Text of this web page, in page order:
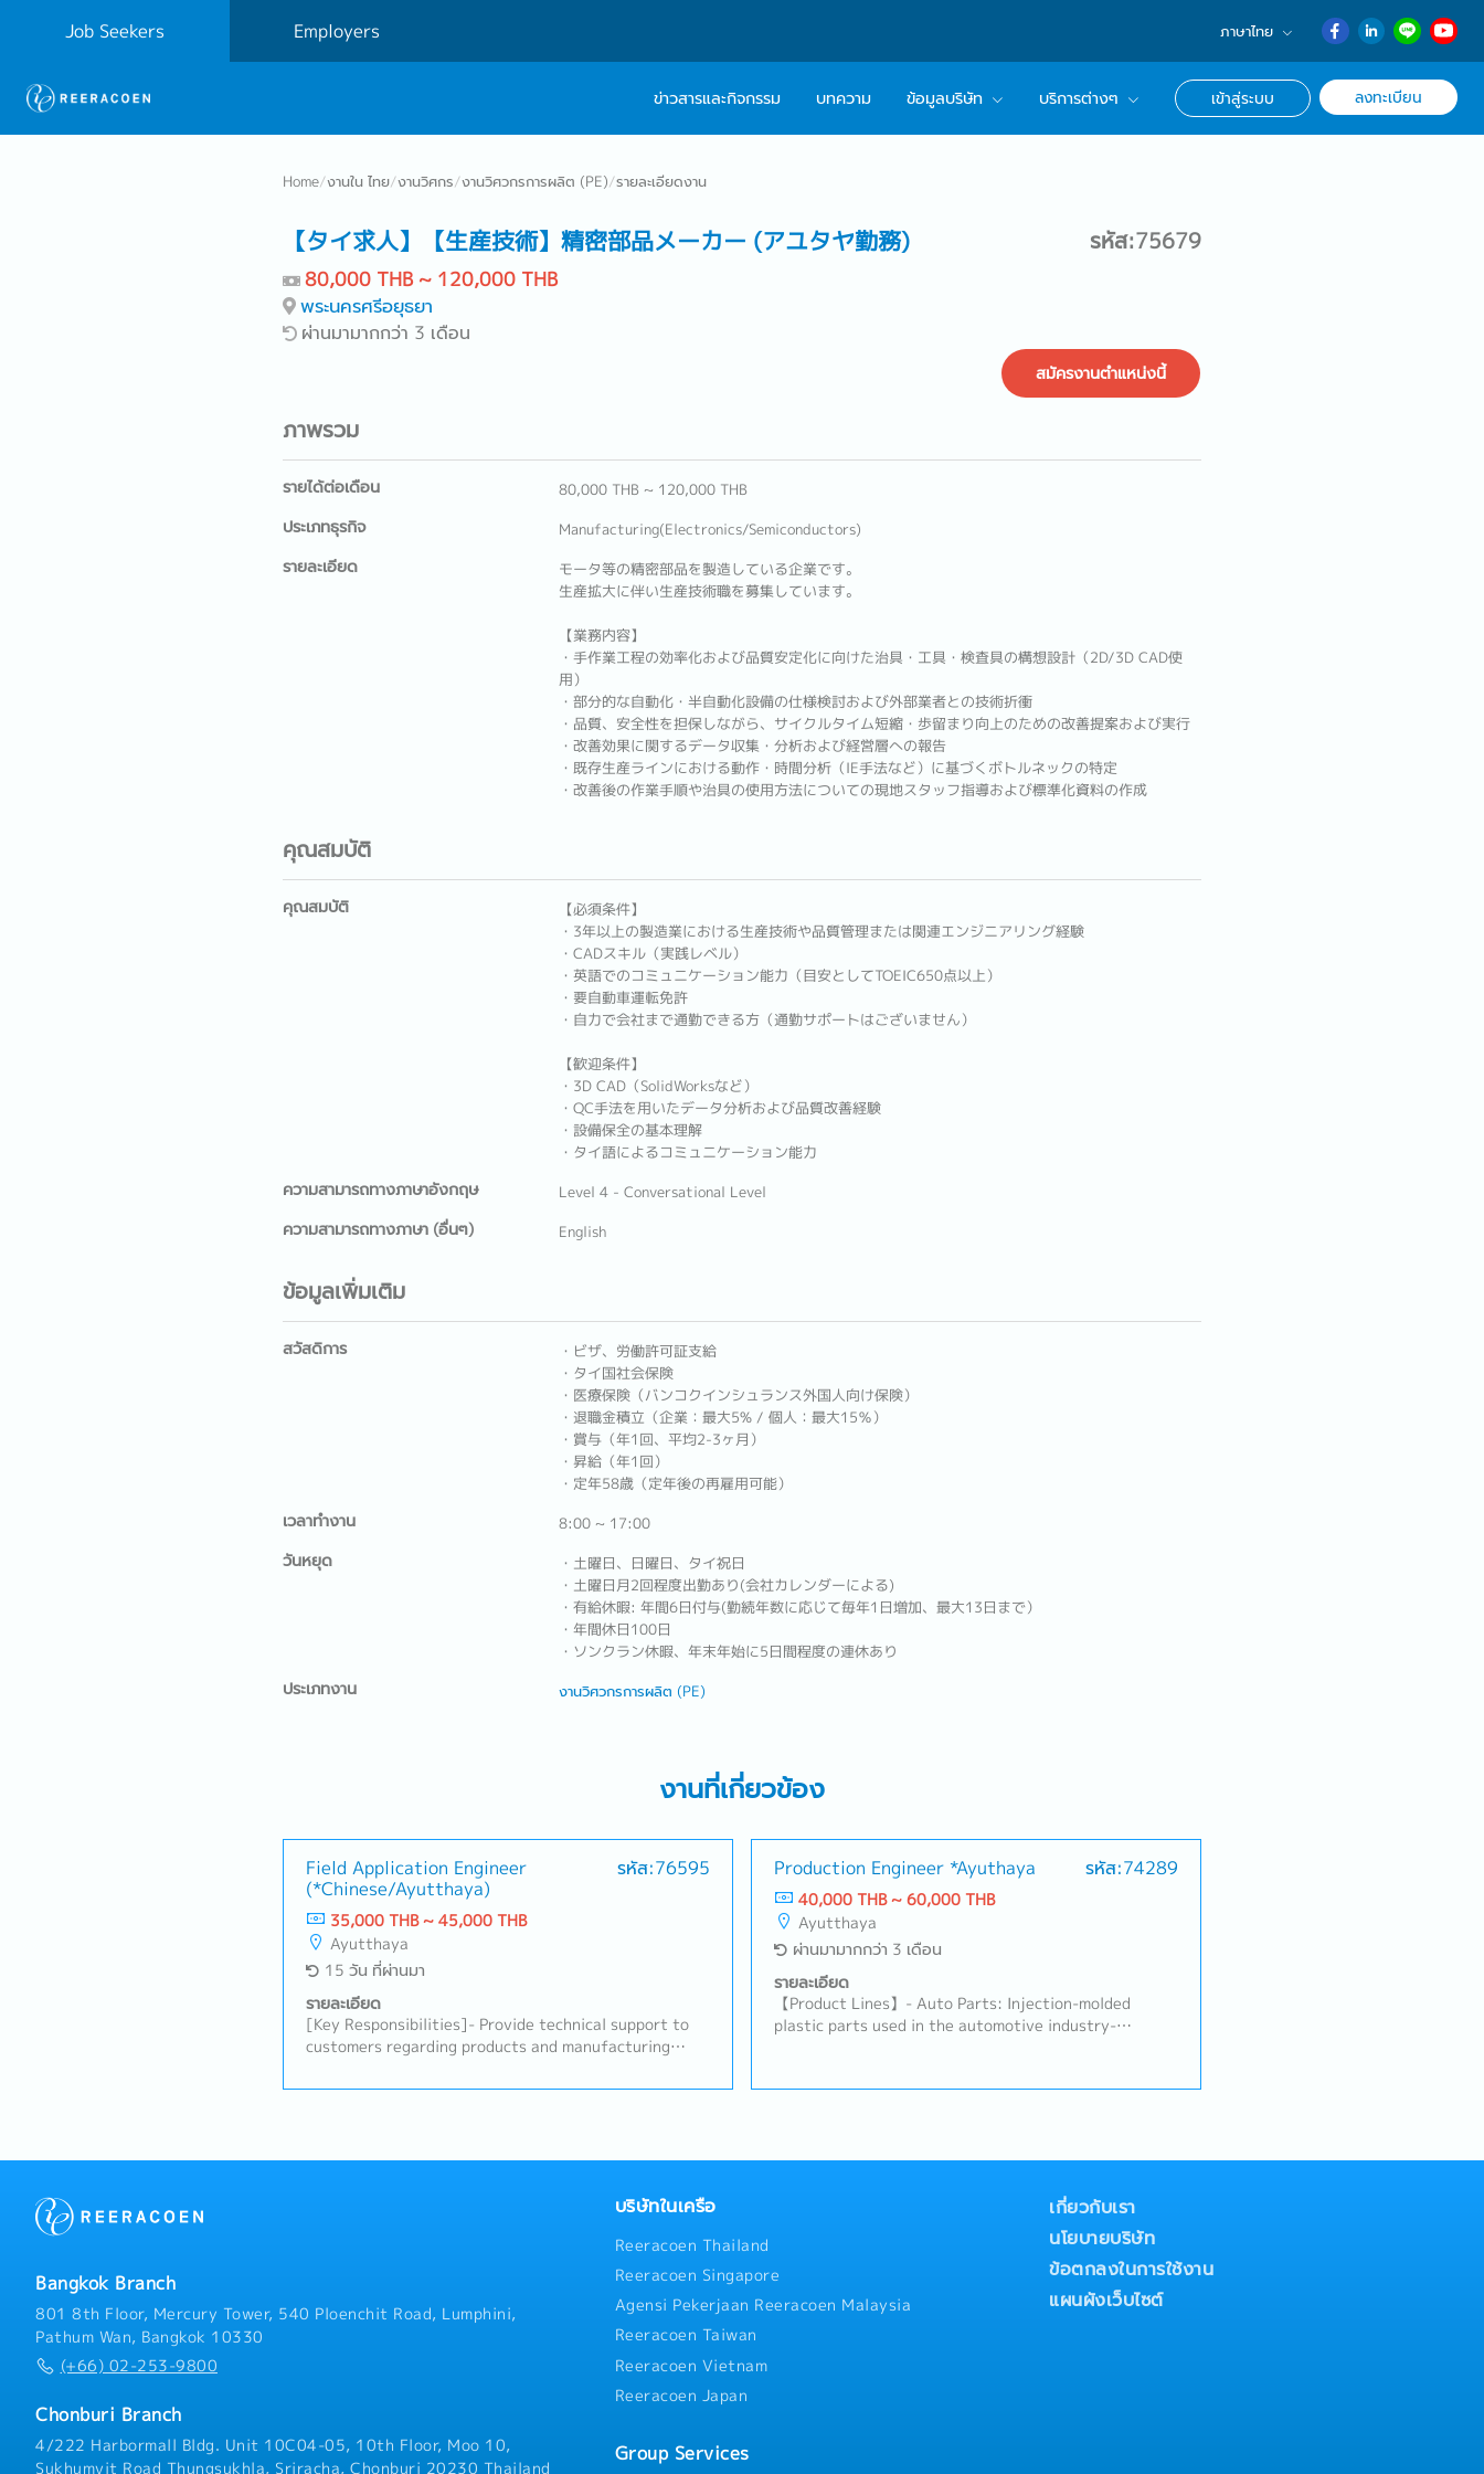
Job Seekers Employers ภาษาไทย
English
日本語
ข่าวสารและกิจกรรม บทความ ข้อมูลบริษัท บริการต่างๆ เข้าสู่ระบบ ลงทะเบียน
Home/งานใน ไทย/งานวิศกร/งานวิศวกรการผลิต (PE)/รายละเอียดงาน
【タイ求人】【生産技術】精密部品メーカー (アユタヤ勤務) รหัส:75679
80,000 THB ~ 120,000 THB
พระนครศรีอยุธยา
ผ่านมามากกว่า 3 เดือน
สมัครงานตำแหน่งนี้
ภาพรวม
รายได้ต่อเดือน 80,000 THB ~ 120,000 THB
ประเภทธุรกิจ Manufacturing(Electronics/Semiconductors)
รายละเอียด
モータ等の精密部品を製造している企業です。
生産拡大に伴い生産技術職を募集しています。
【業務内容】
・手作業工程の効率化および品質安定化に向けた治具・工具・検査具の構想設計（2D/3D CAD使
用）
・部分的な自動化・半自動化設備の仕様検討および外部業者との技術折衝
・品質、安全性を担保しながら、サイクルタイム短縮・歩留まり向上のための改善提案および実行
・改善効果に関するデータ収集・分析および経営層への報告
・既存生産ラインにおける動作・時間分析（IE手法など）に基づくボトルネックの特定
・改善後の作業手順や治具の使用方法についての現地スタッフ指導および標準化資料の作成
คุณสมบัติ
คุณสมบัติ
【必須条件】
・3年以上の製造業における生産技術や品質管理または関連エンジニアリング経験
・CADスキル（実践レベル）
・英語でのコミュニケーション能力（目安としてTOEIC650点以上）
・要自動車運転免許
・自力で会社まで通勤できる方（通勤サポートはございません）
【歓迎条件】
・3D CAD（SolidWorksなど）
・QC手法を用いたデータ分析および品質改善経験
・設備保全の基本理解
・タイ語によるコミュニケーション能力
ความสามารถทางภาษาอังกฤษ Level 4 - Conversational Level
ความสามารถทางภาษา (อื่นๆ) English
ข้อมูลเพิ่มเติม
สวัสดิการ
・ビザ、労働許可証支給
・タイ国社会保険
・医療保険（バンコクインシュランス外国人向け保険）
・退職金積立（企業：最大5% / 個人：最大15％）
・賞与（年1回、平均2-3ヶ月）
・昇給（年1回）
・定年58歳（定年後の再雇用可能）
เวลาทำงาน 8:00 ~ 17:00
วันหยุด
・土曜日、日曜日、タイ祝日
・土曜日月2回程度出勤あり(会社カレンダーによる)
・有給休暇: 年間6日付与(勤続年数に応じて毎年1日増加、最大13日まで）
・年間休日100日
・ソンクラン休暇、年末年始に5日間程度の連休あり
ประเภทงาน งานวิศวกรการผลิต (PE)
งานที่เกี่ยวข้อง
Field Application Engineer
(*Chinese/Ayutthaya)
รหัส:76595
35,000 THB ~ 45,000 THB
Ayutthaya
15 วัน ที่ผ่านมา
รายละเอียด
[Key Responsibilities]- Provide technical support to
customers regarding products and manufacturing
between customers and internal teams.- Support
troubleshoot technical and process-related issues.-
with relevant departments to deliver effective
optimization and product implementation.- Prepare
technical reports, documentation, and presentations
Production, and R&D teams to ensure customer
success.- Contribute to continuous process
improvement initiatives.- Support business growth by
delivering high-quality technical services and
maintaining strong customer relationships.- Other
Production Engineer *Ayuthaya รหัส:74289
40,000 THB ~ 60,000 THB
Ayutthaya
ผ่านมามากกว่า 3 เดือน
รายละเอียด
【Product Lines】- Auto Parts: Injection-molded
plastic parts used in the automotive industry-
industrial applications【Job Responsibilities】- Handle
product quality and production efficiency- Analyze
Coordinate with the production, quality, and
maintenance teams to resolve technical issues-
Optimize molding parameters, tools, and workflows to
achieve stable mass production- Support new product
introduction, trial production, and process validation-
Prepare production-related documentation and
Bangkok Branch
801 8th Floor, Mercury Tower, 540 Ploenchit Road, Lumphini,
Pathum Wan, Bangkok 10330
(+66) 02-253-9800
Chonburi Branch
4/222 Harbormall Bldg. Unit 10C04-05, 10th Floor, Moo 10,
Sukhumvit Road Thungsukhla, Sriracha, Chonburi 20230 Thailand
บริษัทในเครือ
Reeracoen Thailand
Reeracoen Singapore
Agensi Pekerjaan Reeracoen Malaysia
Reeracoen Taiwan
Reeracoen Vietnam
Reeracoen Japan
Group Services
เกี่ยวกับเรา
นโยบายบริษัท
ข้อตกลงในการใช้งาน
แผนผังเว็บไซต์